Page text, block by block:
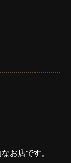
お店です。